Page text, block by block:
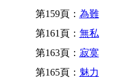
第159頁： 為難
第161頁： 無私
第163頁： 寂寞
第165頁： 魅力